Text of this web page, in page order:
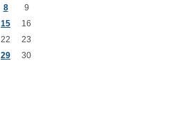
8
9
15
16
22
23
29
30